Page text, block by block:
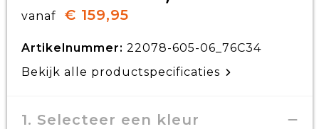
vanaf € 159,95
Artikelnummer: 22078-605-06_76C34
Bekijk alle productspecificaties
1. Selecteer een kleur